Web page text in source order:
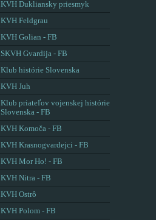
KVH Dukliansky priesmyk
KVH Feldgrau
KVH Golian - FB
SKVH Gvardija - FB
Klub histórie Slovenska
KVH Juh
Klub priateľov vojenskej histórie
Slovenska - FB
KVH Komoča - FB
KVH Krasnogvardejci - FB
KVH Mor Ho! - FB
KVH Nitra - FB
KVH Ostrô
KVH Polom - FB